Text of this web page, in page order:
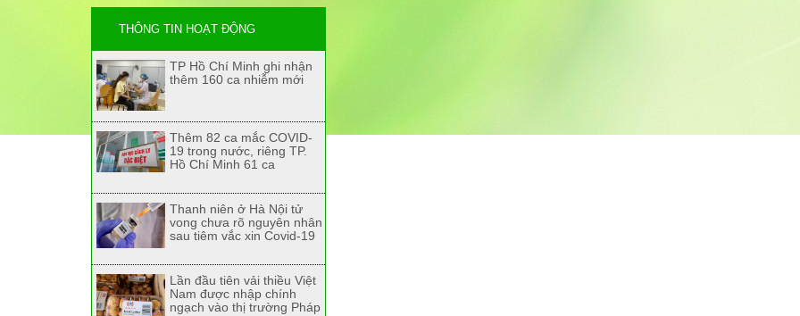
THÔNG TIN HOẠT ĐỘNG
TP Hồ Chí Minh ghi nhận
thêm 160 ca nhiễm mới
Thêm 82 ca mắc COVID-
19 trong nước, riêng TP.
Hồ Chí Minh 61 ca
Thanh niên ở Hà Nội tử
vong chưa rõ nguyên nhân
sau tiêm vắc xin Covid-19
Lần đầu tiên vải thiều Việt
Nam được nhập chính
ngạch vào thị trường Pháp